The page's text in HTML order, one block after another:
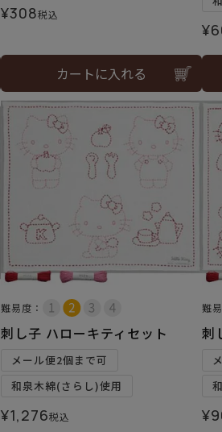
¥308税込
カートに入れる
¥
難易度：
刺し子 ハローキティセット
メール便2個まで可
和泉木綿(さらし)使用
¥1,276税込
難
刺
¥